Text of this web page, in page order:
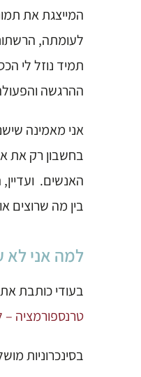
המייצגת את
לעומתה,
תמיד נוזל לי
ההרגשה
אני מאמינה
בחשבון רק את
האנשים.
בין מה שרוצים
למה אני לא עוצרת 10 דקות ביום כשאני יודעת שזה
בעודי כותבת
טרנספורמציה
בסינכרוניות